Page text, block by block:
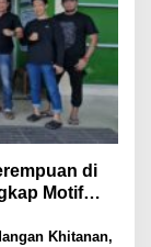
di
Motif
Khitanan,